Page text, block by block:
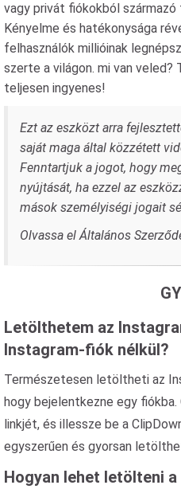
vagy privát fiókokból
Kényelme és hatékonysága
felhasználók millióinak
szerte a világon. mi van veled?
teljesen ingyenes!
Ezt az eszközt arra
saját maga által közzétett
Fenntartjuk a jogot, hogy
nyújtását, ha ezzel az
mások személyiségi jogait
Olvassa el Általános
Letölthetem az
Instagram-fiók nélkül?
Természetesen letöltheti az
hogy bejelentkezne egy fiókba.
linkjét, és illessze be a
egyszerűen és gyorsan
Hogyan lehet letölteni